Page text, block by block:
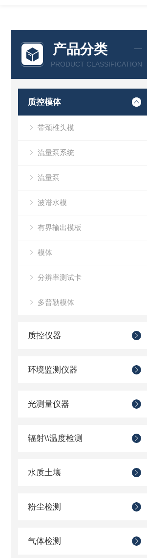
产品分类
PRODUCT CLASSIFICATION
质控模体
带颈椎头模
流量泵系统
流量泵
波谱水模
有界输出模板
模体
分辨率测试卡
多普勒模体
质控仪器
环境监测仪器
光测量仪器
辐射\\温度检测
水质土壤
粉尘检测
气体检测